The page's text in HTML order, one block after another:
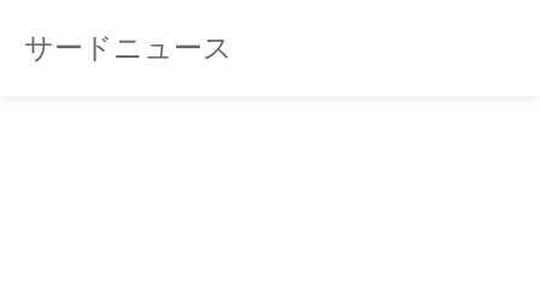
サードニュース